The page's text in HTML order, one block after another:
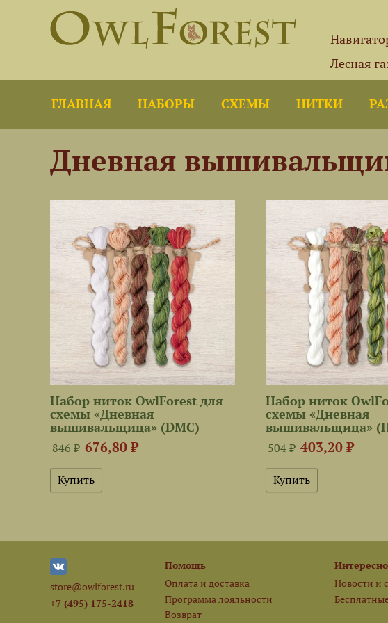
Лесная
ГЛАВНАЯ НАБОРЫ СХЕМЫ НИТКИ
Дневная
Набор ниток OwlForest для
схемы «Дневная
вышивальщица» (DMC)
846 ₽ 676,80 ₽
Набор ниток
схемы «Дневная
вышивальщица»
504 ₽ 403,20 ₽
store@owlforest.ru
+7 (495) 175-2418
Помощь
Оплата и доставка
Программа лояльности
Возврат
Новости и